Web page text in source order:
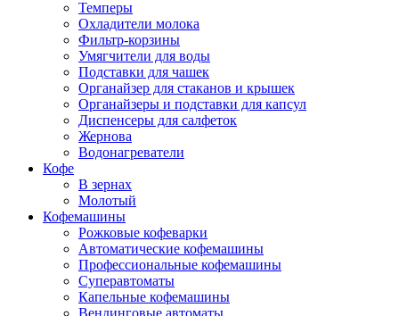
Темперы
Охладители молока
Фильтр-корзины
Умягчители для воды
Подставки для чашек
Органайзер для стаканов и крышек
Органайзеры и подставки для капсул
Диспенсеры для салфеток
Жернова
Водонагреватели
Кофе
В зернах
Молотый
Кофемашины
Рожковые кофеварки
Автоматические кофемашины
Профессиональные кофемашины
Суперавтоматы
Капельные кофемашины